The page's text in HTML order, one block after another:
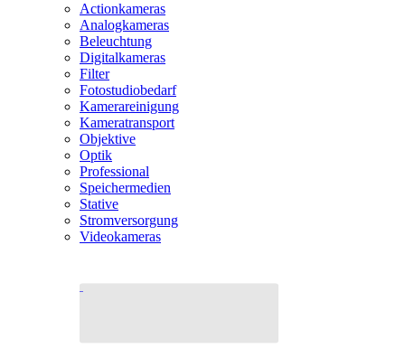
Actionkameras
Analogkameras
Beleuchtung
Digitalkameras
Filter
Fotostudiobedarf
Kamerareinigung
Kameratransport
Objektive
Optik
Professional
Speichermedien
Stative
Stromversorgung
Videokameras